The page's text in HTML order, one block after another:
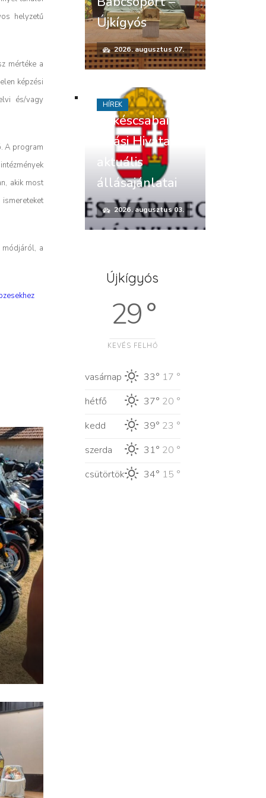
helyzetű
mértéke a
képzési
és/vagy
A program
akik most
a
Újkígyós
2026. augusztus 07.
Békéscsabai
Járási Hivatal
aktuális
állásajánlatai
2026. augusztus 03.
HÍREK
Újkígyós
29 °
KEVÉS FELHŐ
vasárnap 33° 17 °
hétfő
37° 20 °
kedd
39° 23 °
szerda
31° 20 °
csütörtök
34° 15 °